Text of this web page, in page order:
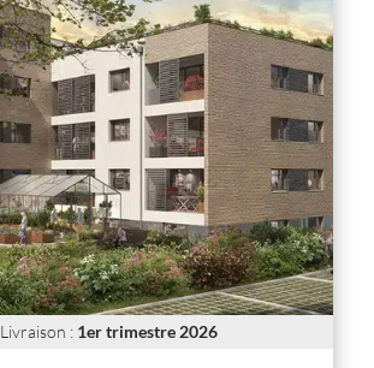
Livraison : 1er trimestre 2026